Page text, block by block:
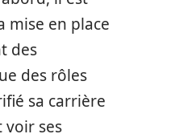
mise en place
des
des rôles
sa carrière
voir ses